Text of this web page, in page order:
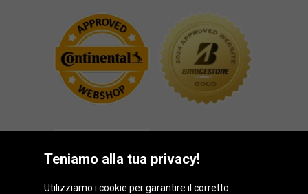
Teniamo alla tua privacy!
Utilizziamo i cookie per garantire il corretto